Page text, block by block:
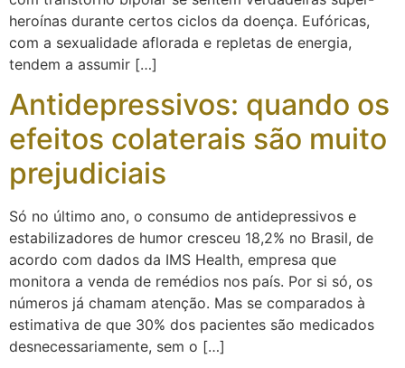
heroínas durante certos ciclos da doença. Eufóricas,
com a sexualidade aflorada e repletas de energia,
tendem a assumir […]
Antidepressivos: quando os
efeitos colaterais são muito
prejudiciais
Só no último ano, o consumo de antidepressivos e
estabilizadores de humor cresceu 18,2% no Brasil, de
acordo com dados da IMS Health, empresa que
monitora a venda de remédios nos país. Por si só, os
números já chamam atenção. Mas se comparados à
estimativa de que 30% dos pacientes são medicados
desnecessariamente, sem o […]